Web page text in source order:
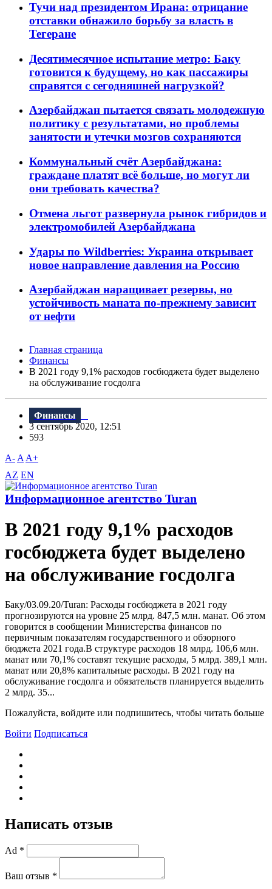
Тучи над президентом Ирана: отрицание
отставки обнажило борьбу за власть в
Тегеране
Десятимесячное испытание метро: Баку
готовится к будущему, но как пассажиры
справятся с сегодняшней нагрузкой?
Азербайджан пытается связать молодежную
политику с результатами, но проблемы
занятости и утечки мозгов сохраняются
Коммунальный счёт Азербайджана:
граждане платят всё больше, но могут ли
они требовать качества?
Отмена льгот развернула рынок гибридов и
электромобилей Азербайджана
Удары по Wildberries: Украина открывает
новое направление давления на Россию
Азербайджан наращивает резервы, но
устойчивость маната по-прежнему зависит
от нефти
Главная страница
Финансы
В 2021 году 9,1% расходов госбюджета будет выделено
на обслуживание госдолга
Финансы
3 сентябрь 2020, 12:51
593
A- A A+
AZ EN
Информационное агентство Turan
В 2021 году 9,1% расходов
госбюджета будет выделено
на обслуживание госдолга
Баку/03.09.20/Turan: Расходы госбюджета в 2021 году
прогнозируются на уровне 25 млрд. 847,5 млн. манат. Об этом
говорится в сообщении Министерства финансов по
первичным показателям государственного и обзорного
бюджета 2021 года.В структуре расходов 18 млрд. 106,6 млн.
манат или 70,1% составят текущие расходы, 5 млрд. 389,1 млн.
манат или 20,8% капитальные расходы. В 2021 году на
обслуживание госдолга и обязательств планируется выделить
2 млрд. 35...
Пожалуйста, войдите или подпишитесь, чтобы читать больше
Войти Подписаться
Написать отзыв
Ad *
Ваш отзыв *